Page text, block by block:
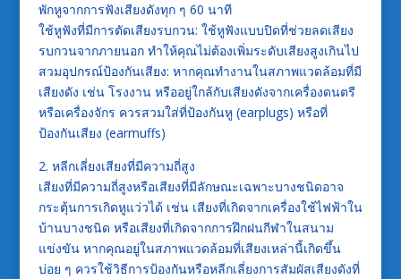
พักหูจากการฟังเสียงดังทุก ๆ 60 นาที
ใช้หูฟังที่มีการตัดเสียงรบกวน: ใช้หูฟังแบบปิดที่ช่วยลดเสียง
รบกวนจากภายนอก ทำให้คุณไม่ต้องเพิ่มระดับเสียงสูงเกินไป
สวมอุปกรณ์ป้องกันเสียง: หากคุณทำงานในสภาพแวดล้อมที่มี
เสียงดัง เช่น โรงงาน หรืออยู่ใกล้กับเสียงดังจากเครื่องดนตรี
หรือเครื่องจักร ควรสวมใส่ที่ป้องกันหู (earplugs) หรือที่
ป้องกันเสียง (earmuffs)
2. หลีกเลี่ยงเสียงที่มีความถี่สูง
เสียงที่มีความถี่สูงหรือเสียงที่มีลักษณะเฉพาะบางชนิดอาจ
กระตุ้นการเกิดหูแว่วได้ เช่น เสียงที่เกิดจากเครื่องใช้ไฟฟ้าใน
บ้านบางชนิด หรือเสียงที่เกิดจากการฝึกฝนกีฬาในสนาม
แข่งขัน หากคุณอยู่ในสภาพแวดล้อมที่เสียงเหล่านี้เกิดขึ้น
บ่อย ๆ ควรใช้วิธีการป้องกันหรือหลีกเลี่ยงการสัมผัสเสียงดังที่